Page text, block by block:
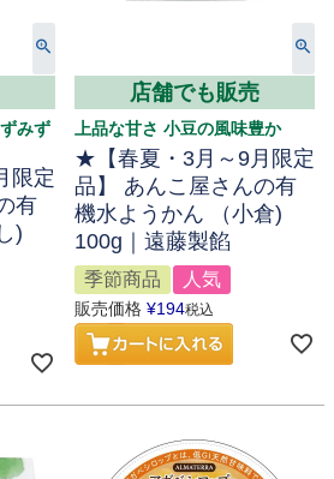
みず
限定
有
)
店舗でも販売
上品な甘さ 小豆の風味豊か
★【春夏・3月～9月限定
品】 あんこ屋さんの有
機水ようかん （小倉)
100g｜遠藤製餡
季節商品 人気
販売価格 ¥194税込